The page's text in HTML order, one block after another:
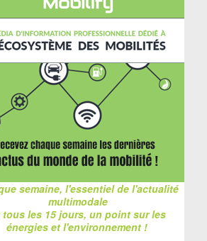
semaine, l'essentiel de l'actualité
multimodale
tous les 15 jours, un point sur les
énergies et l'environnement !